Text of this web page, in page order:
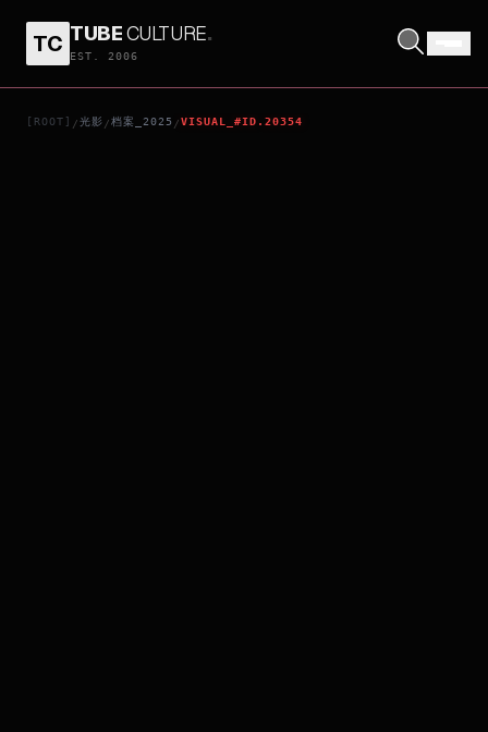
TC TUBECULTURE.
EST. 2006
[ROOT] /光影 /档案_2025 /VISUAL_#ID.20354
A DOCUMENTARY OF JUNRETSU